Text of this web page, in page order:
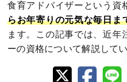
食育アドバイザーという資
らお年寄りの元気な毎日ま
ます。この記事では、近年
ーの資格について解説してい